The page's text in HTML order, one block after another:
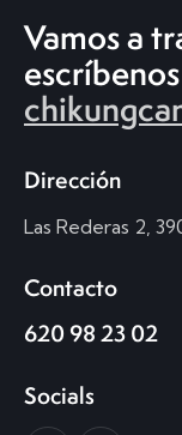
Vamos a
Dirección
Las Rederas 2,
Contacto
620 98 23 02
Socials